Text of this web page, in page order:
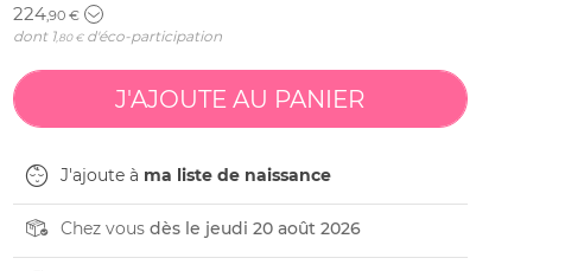
224,90 €
dont 1,80 €d'éco-participation
J'ajoute à ma liste de naissance
Chez vous dès le jeudi 20 août 2026